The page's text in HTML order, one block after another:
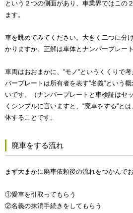
という２つの側面があり、車業界ではこの
ます。
車を眺めてみてください。大きく二つに分
かりますか。正解は車体とナンバープレート
車両はおおまかに、“モノ“というくくりで
バープレートは所有者を表す“名義“という
いです。（ナンバープレートと車検証はセ
くシンプルに言いますと、“廃車をする“と
体することです。
廃車をする流れ
まず大まかに廃車依頼後の流れをつかんで
①愛車を引取ってもらう
②名義の抹消手続きをしてもらう